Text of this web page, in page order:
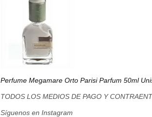
Perfume Megamare Orto Parisi Parfum 50ml
TODOS LOS MEDIOS DE PAGO Y
Síguenos en Instagram